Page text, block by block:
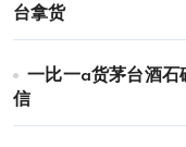
台拿货
一比一a货茅台酒石
信